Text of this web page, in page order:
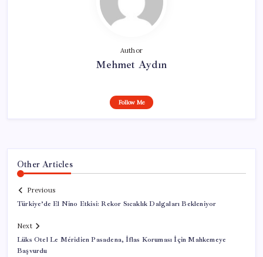
Author
Mehmet Aydın
Follow Me
Other Articles
Previous
Türkiye’de El Nino Etkisi: Rekor Sıcaklık Dalgaları Bekleniyor
Next
Lüks Otel Le Méridien Pasadena, İflas Koruması İçin Mahkemeye
Başvurdu